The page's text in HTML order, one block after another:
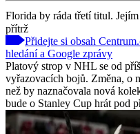
Florida by ráda třetí titul.
přítrž
Přidejte si obsah
hledání a Google zprávy
Platový strop v NHL se od
vyřazovacích bojů. Změna, o
než by naznačovala nová
bude o Stanley Cup hrát pod